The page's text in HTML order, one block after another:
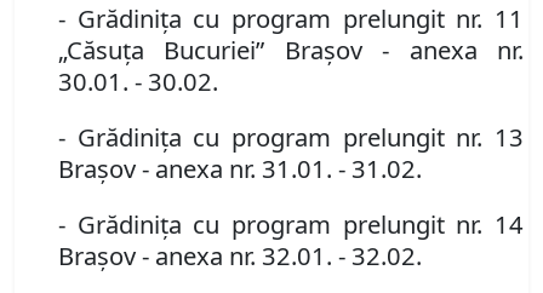
- Grădiniţa cu program prelungit nr. 11
„Căsuţa Bucuriei” Braşov- anexa nr.
30.01. - 30.02.
- Grădiniţa cu program prelungit nr. 13
Braşov- anexa nr. 31.01. - 31.02.
- Grădiniţa cu program prelungit nr. 14
Braşov- anexa nr. 32.01. - 32.02.